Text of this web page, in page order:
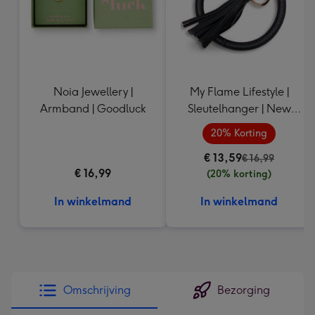
Noia Jewellery |
Armband | Goodluck
€ 16,99
In winkelmand
My Flame Lifestyle |
Sleutelhanger | New
Home
20% Korting
€ 13,59€ 16,99
(20% korting)
In winkelmand
Omschrijving Bezorging